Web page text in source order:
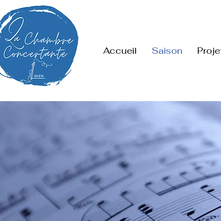
Accueil Saison